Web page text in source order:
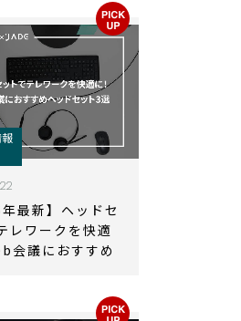
年最新】ヘッドセ
レワークを快適
会議におすすめ